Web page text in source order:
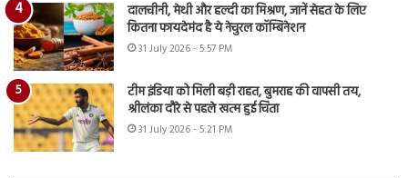
दालचीनी, मेथी और हल्दी का मिश्रण, जानें सेहत के लिए
कितना फायदेमंद है ये नेचुरल कॉम्बिनेशन
31 July 2026 - 5:57 PM
टीम इंडिया को मिली बड़ी राहत, बुमराह की वापसी तय,
श्रीलंका दौरे से पहले खत्म हुई चिंता
31 July 2026 - 5:21 PM